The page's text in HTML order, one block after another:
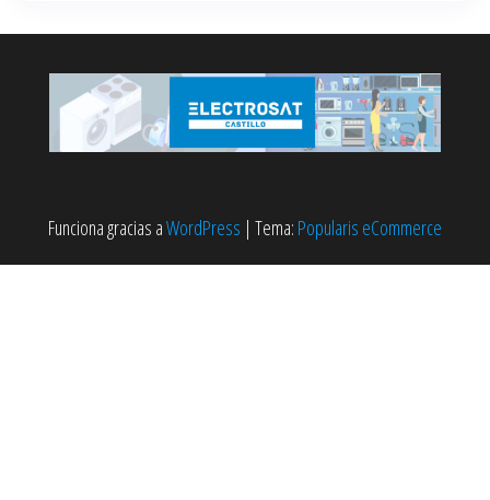
Funciona gracias aWordPress | Tema: Popularis eCommerce